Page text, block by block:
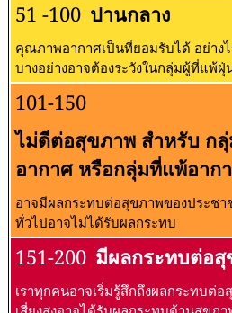
51 -100 ปานกลาง
คุณภาพอากาศเป็นที่ยอมรับได้ อย่าง
บางอย่างอาจต้องระวังในกลุ่มผู้ที่แพ้ฝุ่
101-150
ไม่ดีต่อสุขภาพ สำหรับ ก
อากาศ หรือกลุ่มที่แพ้อาก
อาจมีผลกระทบต่อสุขภาพของประชา
ทั่วไปอาจไม่ได้รับผลกระทบ
151-200 มีผลกระทบต่อ
เราทุกคนอาจเริ่มรู้สึกถึงผลกระทบต่